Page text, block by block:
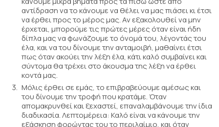
αντίδραση να το κάνουμε να θέλει να μας πιάσει κι έτσι
να έρθει προς το μέρος μας. Αν εξακολουθεί να μην
έρχεται, μπορούμε τις πρώτες μέρες όταν είναι ήδη
δίπλα μας να φωνάζουμε το όνομά του, λέγοντάς του
έλα, και να του δίνουμε την ανταμοιβή, μαθαίνει έτσι
πως όταν ακούει την λέξη έλα, κάτι καλό συμβαίνει και
σύντομα θα τρέχει στο άκουσμα της λέξη να έρθει
κοντά μας.
Μόλις έρθει σε εμάς, το επιβραβεύουμε αμέσως και
του δίνουμε την τροφή που κρατάμε. Όταν
απομακρυνθεί και ξεχαστεί, επαναλαμβάνουμε την ίδια
διαδικασία. Λεπτομέρεια: Καλό είναι να κάνουμε την
εξάσκηση φορώντας του το περιλαίμιο, και όταν